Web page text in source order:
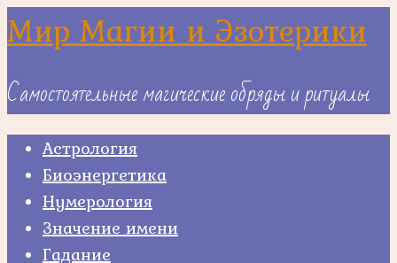
Skip
to
Мир Магии и Эзотерики
Самостоятельные магические обряды и ритуалы
Астрология
Биоэнергетика
Нумерология
Значение имени
Гадание